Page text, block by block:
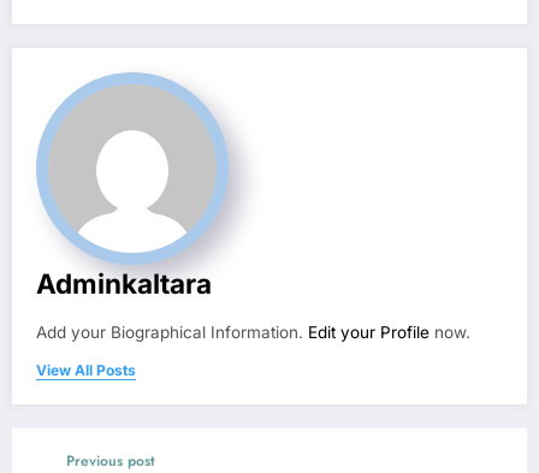
Adminkaltara
Add your Biographical Information. Edit your Profile now.
View All Posts
Previous post